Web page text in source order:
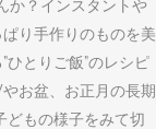
か？インスタントや
り手作りのものを美
とりご飯”のレシピ
お盆、お正月の長期
どもの様子をみて切